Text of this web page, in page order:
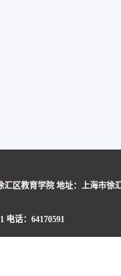
汇区教育学院 地址：上海市徐
电话：64170591